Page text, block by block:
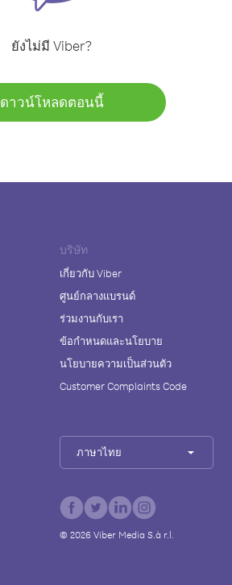
ยังไม่มี Viber?
ดาวน์โหลดตอนนี้
บริษัท
เกี่ยวกับ Viber
ศูนย์กลางแบรนด์
ร่วมงานกับเรา
ข้อกำหนดและนโยบาย
นโยบายความเป็นส่วนตัว
Customer Complaints Code
ภาษาไทย
© 2026Viber Media S.à r.l.